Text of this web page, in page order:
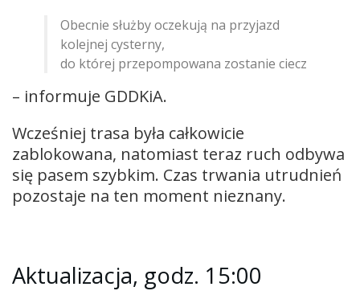
Obecnie służby oczekują na przyjazd
kolejnej cysterny,
do której przepompowana zostanie ciecz
– informuje GDDKiA.
Wcześniej trasa była całkowicie
zablokowana, natomiast teraz ruch odbywa
się pasem szybkim. Czas trwania utrudnień
pozostaje na ten moment nieznany.
Aktualizacja, godz. 15:00